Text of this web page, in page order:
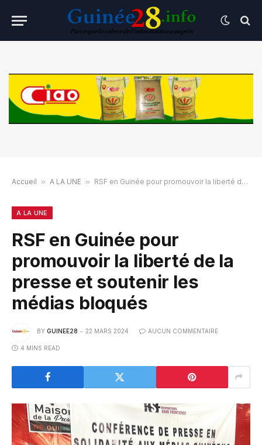
Accueil » A LA UNE » RSF en Guinée pour promouvoir la liberté de la presse et soutenir les médias bloqués
A LA UNE
RSF en Guinée pour
promouvoir la liberté de la
presse et soutenir les
médias bloqués
BY GUINEE28 22 MARS 2024 AUCUN COMMENTAIRE
4 MINS READ